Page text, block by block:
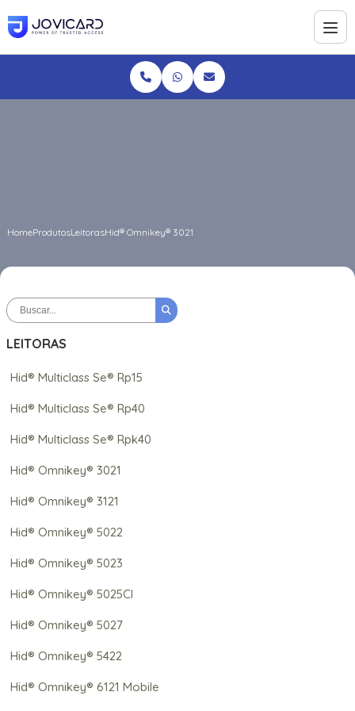
HomeProdutosLeitorasHid® Omnikey® 3021
LEITORAS
Hid® Multiclass Se® Rp15
Hid® Multiclass Se® Rp40
Hid® Multiclass Se® Rpk40
Hid® Omnikey® 3021
Hid® Omnikey® 3121
Hid® Omnikey® 5022
Hid® Omnikey® 5023
Hid® Omnikey® 5025Cl
Hid® Omnikey® 5027
Hid® Omnikey® 5422
Hid® Omnikey® 6121 Mobile